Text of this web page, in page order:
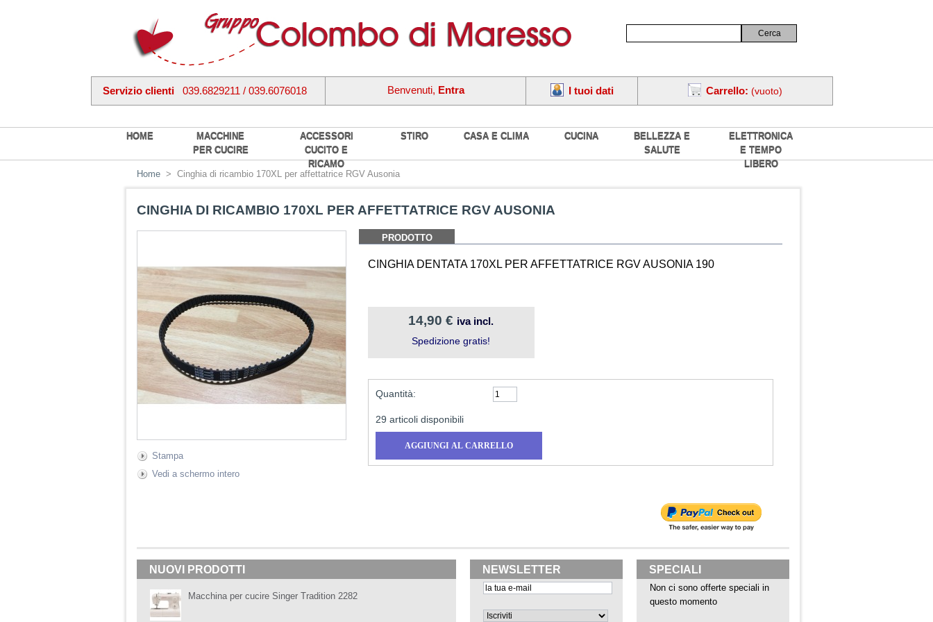
HOME
MACCHINE
PER CUCIRE
ACCESSORI
CUCITO E
RICAMO
STIRO CASA E CLIMA CUCINA
BELLEZZA E
SALUTE
ELETTRONICA
E TEMPO
LIBERO
Servizio clienti 039.6829211 / 039.6076018 Carrello: (vuoto)
I tuoi dati
Benvenuti, Entra
Home > Cinghia di ricambio 170XL per affettatrice RGV Ausonia
CINGHIA DI RICAMBIO 170XL PER AFFETTATRICE RGV AUSONIA
Stampa
Vedi a schermo intero
PRODOTTO
CINGHIA DENTATA 170XL PER AFFETTATRICE RGV AUSONIA 190
14,90 € iva incl.
Spedizione gratis!
Quantità:
29 articoli disponibili
NUOVI PRODOTTI
Macchina per cucire Singer Tradition 2282
NEWSLETTER SPECIALI
Non ci sono offerte speciali in
questo momento